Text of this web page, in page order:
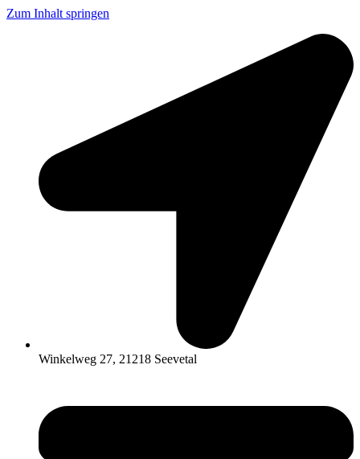
Zum Inhalt springen
Winkelweg 27, 21218 Seevetal